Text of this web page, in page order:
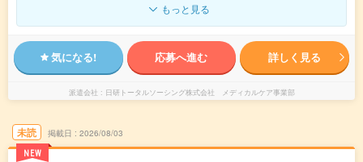
もっと見る
気になる! 応募へ進む 詳しく見る
派遣会社 日研トータルソーシング株式会社 メディカルケア事業部
未読
NEW
掲載日 2026/08/03